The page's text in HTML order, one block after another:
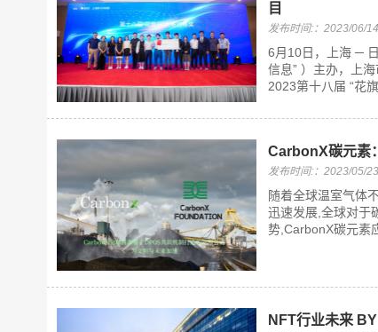
目
发布时间:：2023/06/14
6月10日，上海 ─
信息” ）主办，上
2023第十八届 “花
CarbonX碳元素
发布时间:：2023/05/23
随着全球温室气体
迅速发展,全球对于
势,CarbonX碳元素
NFT行业未来